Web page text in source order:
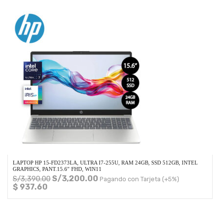
LAPTOP HP 15-FD2373LA, ULTRA I7-255U, RAM 24GB, SSD 512GB, INTEL
GRAPHICS, PANT.15.6″ FHD, WIN11
S/3,390.00S/3,200.00 Pagando con Tarjeta (+5%)
$ 937.60